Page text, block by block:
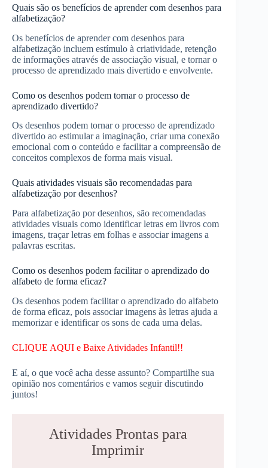
Quais são os benefícios de aprender com desenhos para
alfabetização?
Os benefícios de aprender com desenhos para
alfabetização incluem estímulo à criatividade, retenção
de informações através de associação visual, e tornar o
processo de aprendizado mais divertido e envolvente.
Como os desenhos podem tornar o processo de
aprendizado divertido?
Os desenhos podem tornar o processo de aprendizado
divertido ao estimular a imaginação, criar uma conexão
emocional com o conteúdo e facilitar a compreensão de
conceitos complexos de forma mais visual.
Quais atividades visuais são recomendadas para
alfabetização por desenhos?
Para alfabetização por desenhos, são recomendadas
atividades visuais como identificar letras em livros com
imagens, traçar letras em folhas e associar imagens a
palavras escritas.
Como os desenhos podem facilitar o aprendizado do
alfabeto de forma eficaz?
Os desenhos podem facilitar o aprendizado do alfabeto
de forma eficaz, pois associar imagens às letras ajuda a
memorizar e identificar os sons de cada uma delas.
CLIQUE AQUI e Baixe Atividades Infantil!!
E aí, o que você acha desse assunto? Compartilhe sua
opinião nos comentários e vamos seguir discutindo
juntos!
Atividades Prontas para
Imprimir